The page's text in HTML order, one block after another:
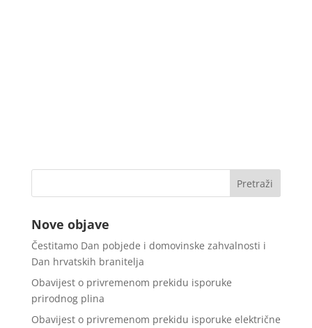
Nove objave
Čestitamo Dan pobjede i domovinske zahvalnosti i
Dan hrvatskih branitelja
Obavijest o privremenom prekidu isporuke
prirodnog plina
Obavijest o privremenom prekidu isporuke električne